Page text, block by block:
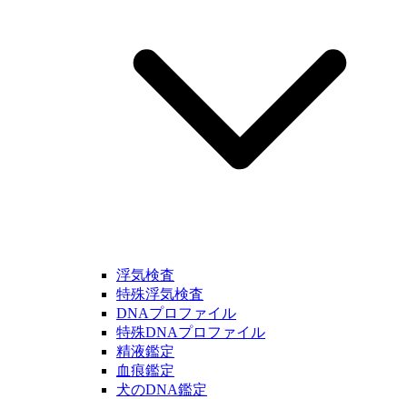
浮気検査
特殊浮気検査
DNAプロファイル
特殊DNAプロファイル
精液鑑定
血痕鑑定
犬のDNA鑑定